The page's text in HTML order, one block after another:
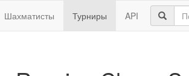
Шахматисты Турниры API